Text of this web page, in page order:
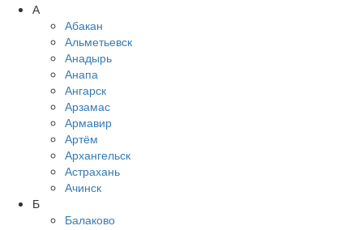
А
Абакан
Альметьевск
Анадырь
Анапа
Ангарск
Арзамас
Армавир
Артём
Архангельск
Астрахань
Ачинск
Б
Балаково